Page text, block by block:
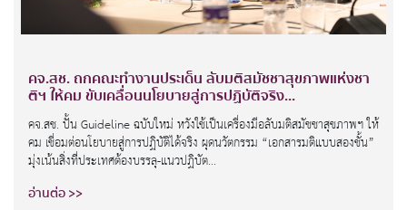
คจ.สช. ถกคณะทำงานประเด็น ลับมติสมัชชาสุขภาพแห่งชา
ติฯ ให้คม ขับเคลื่อนนโยบายสู่การปฏิบัติจริง...
คจ.สช. ปั้น Guideline ฉบับใหม่ หวังใช้เป็นเครื่องมือลับมติสมัชชาสุขภาพฯ ให้
คม เชื่อมต่อนโยบายสู่การปฏิบัติได้จริง ผุดนวัตกรรม “เอกสารมติแบบสองชั้น”
มุ่งเน้นสิ่งที่ประเทศต้องบรรลุ-แนวปฏิบัต...
อ่านต่อ >>